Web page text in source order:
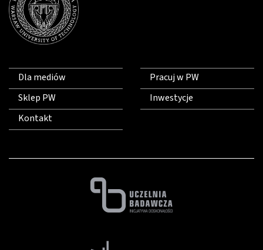
Dla mediów
Sklep PW
Kontakt
Pracuj w PW
Inwestycje